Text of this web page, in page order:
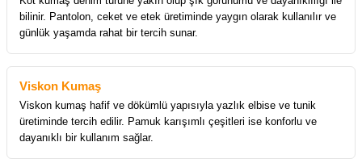
bilinir. Pantolon, ceket ve etek üretiminde yaygın olarak kullanılır ve
günlük yaşamda rahat bir tercih sunar.
Viskon Kumaş
Viskon kumaş hafif ve dökümlü yapısıyla yazlık elbise ve tunik
üretiminde tercih edilir. Pamuk karışımlı çeşitleri ise konforlu ve
dayanıklı bir kullanım sağlar.